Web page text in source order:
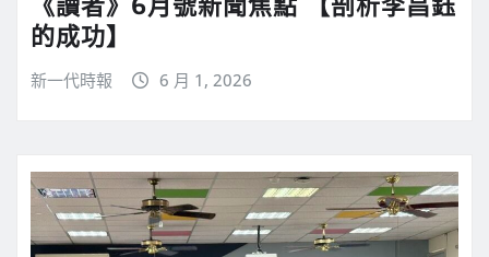
的成功】
新一代時報 6 月 1, 2026